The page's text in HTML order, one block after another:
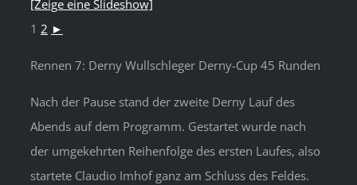
[Zeige eine Slideshow]
1 2 ►
Rennen 7: Derny Wullschleger Derny-Cup 45 Runden
Nach der Pause stand der zweite Derny Lauf des
Abends auf dem Programm. Gestartet wurde nach
der umgekehrten Reihenfolge des ersten Laufes, also
startete Claudio Imhof ganz am Schluss des Feldes.